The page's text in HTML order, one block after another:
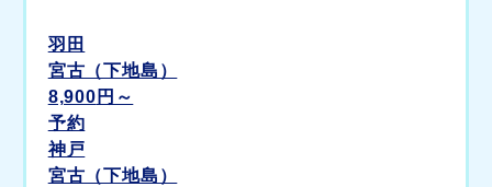
羽田
宮古（下地島）
8,900 円～
予約
神戸
宮古（下地島）